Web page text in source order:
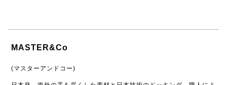
MASTER&Co
(マスターアンドコー)